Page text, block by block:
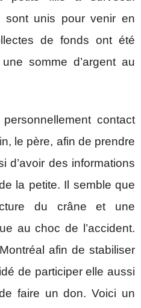
unis pour venir en
de fonds ont été
somme d’argent au
contact
le père, afin de prendre
d’avoir des informations
la petite. Il semble que
du crâne et une
au choc de l’accident.
afin de stabiliser
de participer elle aussi
faire un don. Voici un